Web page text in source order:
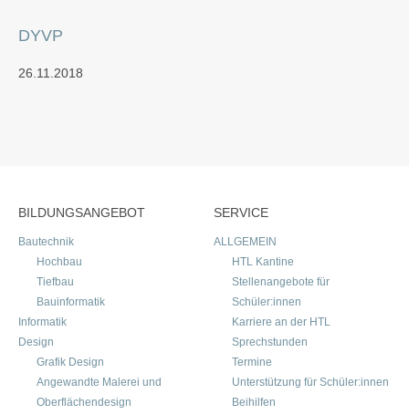
DYVP
26.11.2018
BILDUNGSANGEBOT
Bautechnik
Hochbau
Tiefbau
Bauinformatik
Informatik
Design
Grafik Design
Angewandte Malerei und
Oberflächendesign
SERVICE
ALLGEMEIN
HTL Kantine
Stellenangebote für
Schüler:innen
Karriere an der HTL
Sprechstunden
Termine
Unterstützung für Schüler:innen
Beihilfen